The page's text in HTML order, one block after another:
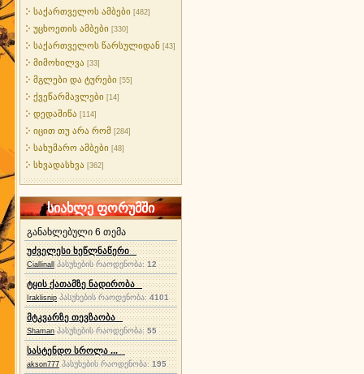
საქართველოს ამბები [482]
უცხოეთის ამბები [330]
საქართველოს წარსულიდან [43]
მიმოხილვა [33]
მგლები და ტურები [55]
ქვეწარმავლები [14]
დედამიწა [114]
იცით თუ არა რომ [284]
სახუმარო ამბები [48]
სხვადასხვა [362]
სიახლე ფორუმში
განახლებული 6 თემა
უძველესი ხეწლნაწერი
Ciallinall პასუხების რაოდენობა:12
ტყის ქათამზე ნადირობა
Iraklisnip პასუხების რაოდენობა: 4101
მტკვარზე თევზაობა
Shaman პასუხების რაოდენობა:55
სასტენდო სროლა ...
akson777 პასუხების რაოდენობა:195